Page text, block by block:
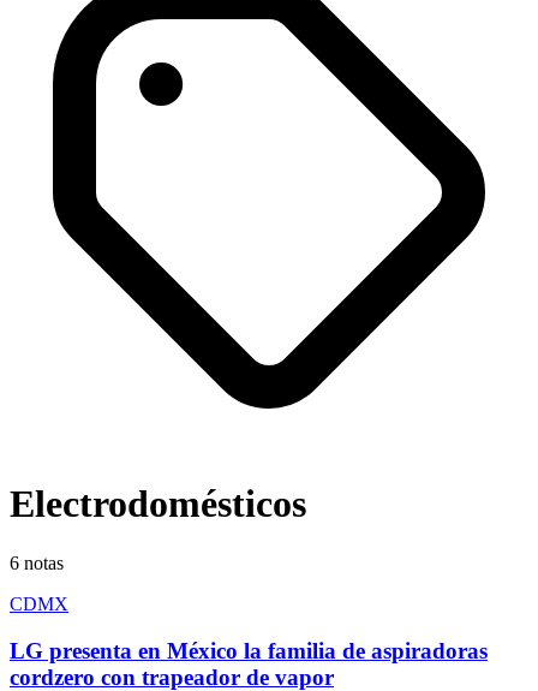
Electrodomésticos
6 notas
CDMX
LG presenta en México la familia de aspiradoras
cordzero con trapeador de vapor